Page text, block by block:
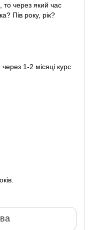
через який час
Пів року, рік?
1-2 місяці курс